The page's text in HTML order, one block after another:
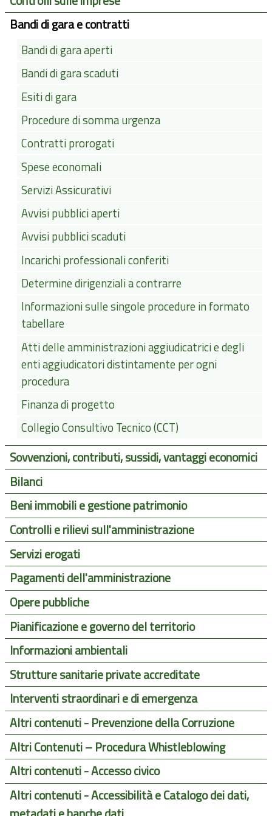
Bandi di gara e contratti
Bandi di gara aperti
Bandi di gara scaduti
Esiti di gara
Procedure di somma urgenza
Contratti prorogati
Spese economali
Servizi Assicurativi
Avvisi pubblici aperti
Avvisi pubblici scaduti
Incarichi professionali conferiti
Determine dirigenziali a contrarre
Informazioni sulle singole procedure in formato
tabellare
Atti delle amministrazioni aggiudicatrici e degli
enti aggiudicatori distintamente per ogni
procedura
Finanza di progetto
Collegio Consultivo Tecnico (CCT)
Sovvenzioni, contributi, sussidi, vantaggi economici
Bilanci
Beni immobili e gestione patrimonio
Controlli e rilievi sull'amministrazione
Servizi erogati
Pagamenti dell'amministrazione
Opere pubbliche
Pianificazione e governo del territorio
Informazioni ambientali
Strutture sanitarie private accreditate
Interventi straordinari e di emergenza
Altri contenuti - Prevenzione della Corruzione
Altri Contenuti – Procedura Whistleblowing
Altri contenuti - Accesso civico
Altri contenuti - Accessibilità e Catalogo dei dati,